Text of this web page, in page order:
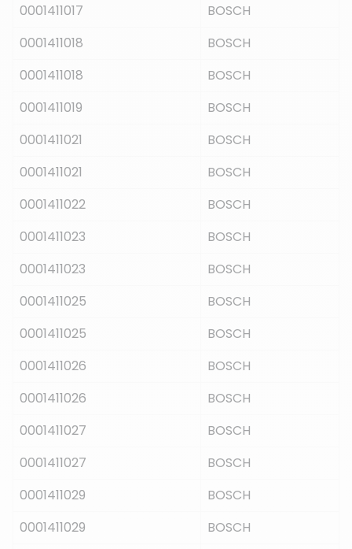
0001411017
BOSCH
0001411018
BOSCH
0001411018
BOSCH
0001411019
BOSCH
0001411021
BOSCH
0001411021
BOSCH
0001411022
BOSCH
0001411023
BOSCH
0001411023
BOSCH
0001411025
BOSCH
0001411025
BOSCH
0001411026
BOSCH
0001411026
BOSCH
0001411027
BOSCH
0001411027
BOSCH
0001411029
BOSCH
0001411029
BOSCH